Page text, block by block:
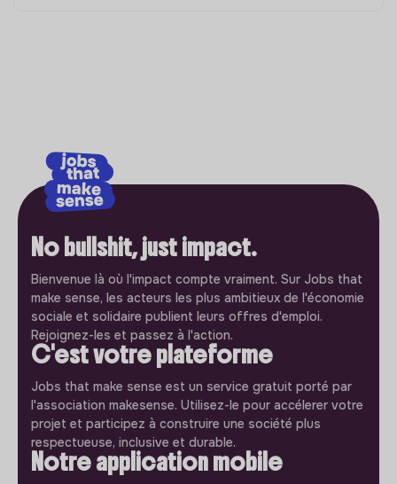
No bullshit, just impact.
Bienvenue là où l'impact compte vraiment. Sur Jobs that
make sense, les acteurs les plus ambitieux de l'économie
sociale et solidaire publient leurs offres d'emploi.
Rejoignez-les et passez à l'action.
C'est votre plateforme
Jobs that make sense est un service gratuit porté par
l'association makesense. Utilisez-le pour accélerer votre
projet et participez à construire une société plus
respectueuse, inclusive et durable.
Notre application mobile